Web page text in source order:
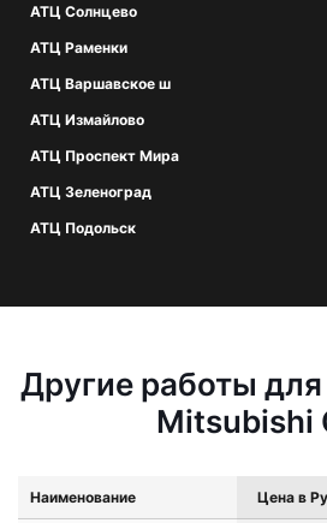
АТЦ Солнцево
АТЦ Раменки
АТЦ Варшавское ш
АТЦ Измайлово
АТЦ Проспект Мира
АТЦ Зеленоград
АТЦ Подольск
Другие работы
Mitsubishi
Наименование Цена в